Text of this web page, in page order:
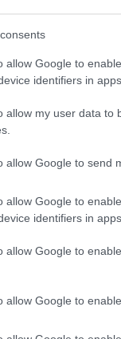
allow Google to
identifiers in apps.
allow my user data to
allow Google to send
allow Google to
identifiers in apps.
allow Google to
allow Google to
la formazione,
privilegia
livello
contano
diretto sui
rifiuti e
un’orchestra,